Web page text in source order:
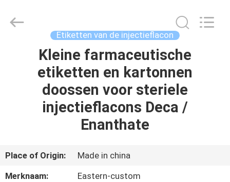
PRODUCTEN
ONGEVEER
FABRIEKSREIS
Industry
Etiketten van de injectieflacon
Kleine farmaceutische
etiketten en kartonnen
doossen voor steriele
injectieflacons Deca /
Enanthate
Place of Origin:
Made in china
Merknaam:
Eastern-custom